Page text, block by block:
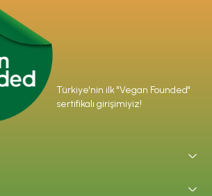
Türkiye'nin ilk "Vegan Founded"
sertifikalı girişimiyiz!